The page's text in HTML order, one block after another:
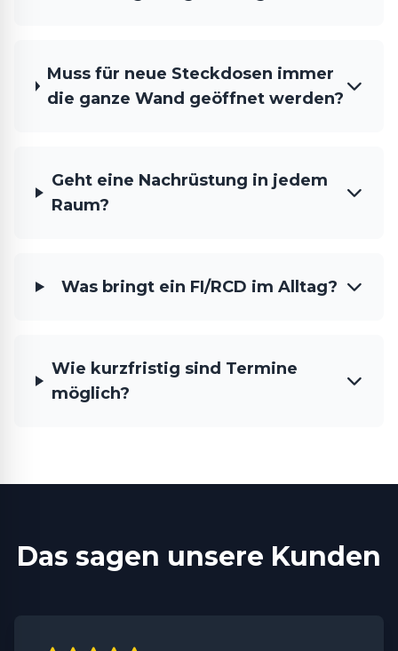
Muss für neue Steckdosen immer
die ganze Wand geöffnet werden?
Geht eine Nachrüstung in jedem
Raum?
Was bringt ein FI/RCD im Alltag?
Wie kurzfristig sind Termine
möglich?
Das sagen unsere Kunden